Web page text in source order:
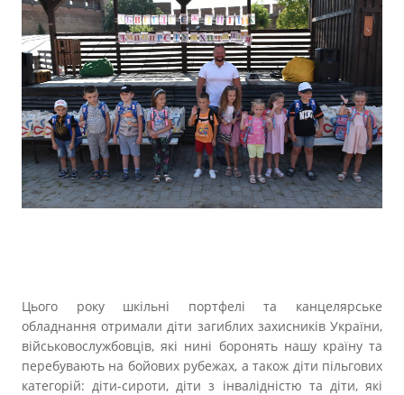
Цього року шкільні портфелі та канцелярське
обладнання отримали діти загиблих захисників України,
військовослужбовців, які нині боронять нашу країну та
перебувають на бойових рубежах, а також діти пільгових
категорій: діти-сироти, діти з інвалідністю та діти, які